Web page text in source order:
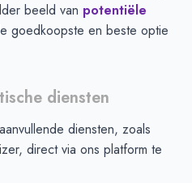
beeld van potentiële
goedkoopste en beste optie
diensten
diensten, zoals
direct via ons platform te